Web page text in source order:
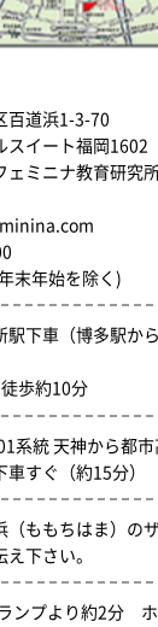
百道浜1-3-70
スイート福岡1602
ェミニナ教育研究
末年始を除く)
下車（博多駅か
歩約10分
系統 天神から都市
すぐ（約15分）
ももちはま）の
下さい。
ンプより約2分